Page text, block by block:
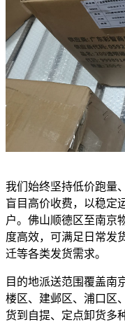
我们始终坚持低价跑量
盲目高价收费，以稳定
户。佛山顺德区至南京
度高效，可满足日常发
迁等各类发货需求。
目的地派送范围覆盖南
楼区、建邺区、浦口区
货到自提、定点卸货多